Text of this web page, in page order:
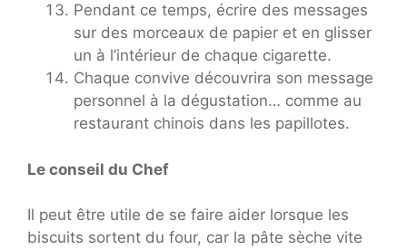
Pendant ce temps, écrire des messages
sur des morceaux de papier et en glisser
un à l’intérieur de chaque cigarette.
Chaque convive découvrira son message
personnel à la dégustation… comme au
restaurant chinois dans les papillotes.
Le conseil du Chef
Il peut être utile de se faire aider lorsque les
biscuits sortent du four, car la pâte sèche vite